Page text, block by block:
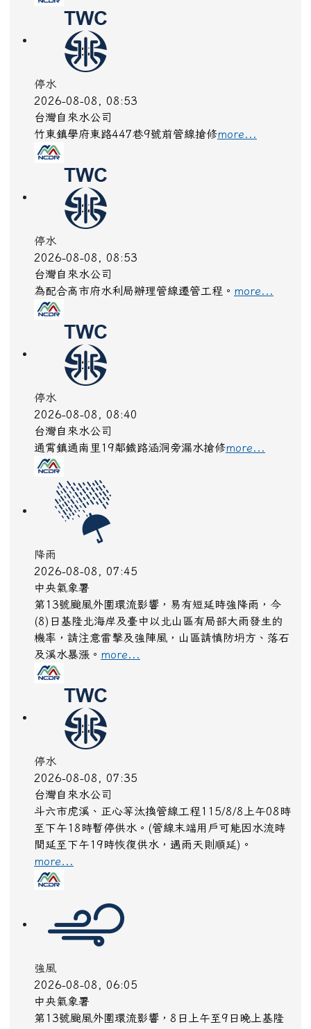
停水
2026-08-08, 08:53
台灣自來水公司
竹東鎮學府東路447巷9號前管線搶修more...
停水
2026-08-08, 08:53
台灣自來水公司
為配合高市府水利局辦理管線遷管工程。 more...
停水
2026-08-08, 08:40
台灣自來水公司
通霄鎮通南里19鄰鐵路涵洞旁漏水搶修more...
降雨
2026-08-08, 07:45
中央氣象署
第13號颱風外圍環流影響，易有短延時強降雨，今
(8)日基隆北海岸及臺中以北山區有局部大雨發生的
機率，請注意雷擊及強陣風，山區請慎防坍方、落石
及溪水暴漲。 more...
停水
2026-08-08, 07:35
台灣自來水公司
斗六市虎溪、正心等汰換管線工程115/8/8上午08時
至下午18時暫停供水。(管線末端用戶可能因水流時
間延至下午19時恢復供水，遇雨天則順延)。
more...
強風
2026-08-08, 06:05
中央氣象署
第13號颱風外圍環流影響，8日上午至9日晚上基隆